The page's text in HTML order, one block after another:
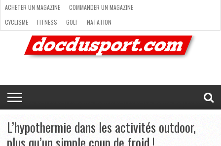
ACHETER
MAGAZINE
COMMANDER
UN
MAGAZINE
CYCLISME
FITNESS
GOLF
NATATION
RANDONNÉE
RUNNING
SKI
TRAIL
RUNNING
TRIATHLON
VOILE
NEWSLETTER
MAG’
EN
LIGNE
NOUS
CONTACTER
ACHETER UN MAGAZINE
COMMANDER UN MAGAZINE
CYCLISME
FITNESS GOLF
NATATION
RANDONNÉE
RUNNING SKI
TRAIL RUNNING
TRIATHLON
VOILE NEWSLETTER
MAG’ EN LIGNE
L’hypothermie dans les activités outdoor,